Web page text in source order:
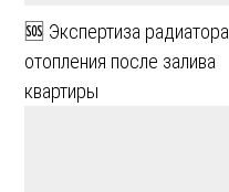
🆘 Экспертиза радиатора
отопления после залива
квартиры